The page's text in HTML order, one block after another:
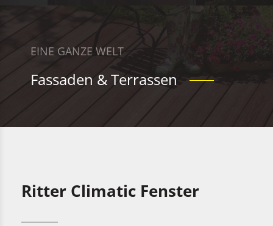
EINE GANZE WELT
Fassaden & Terrassen
Ritter Climatic Fenster